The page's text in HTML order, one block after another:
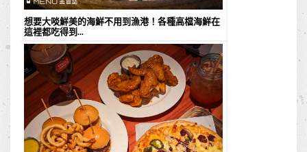
想要大啖鮮美的海鮮不用到漁港！各種高檔海鮮在
這裡都吃得到...